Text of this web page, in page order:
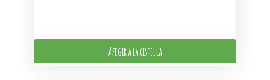
Afegir a la cistella